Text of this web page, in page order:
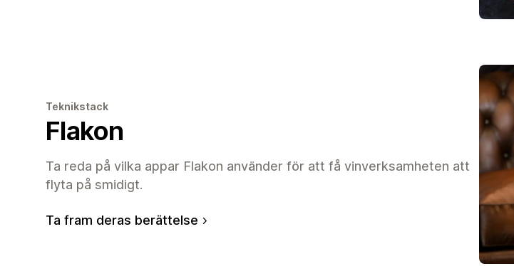
Teknikstack
Flakon
Ta reda på vilka appar Flakon använder för att få vinverksamheten att
flyta på smidigt.
Ta fram deras berättelse